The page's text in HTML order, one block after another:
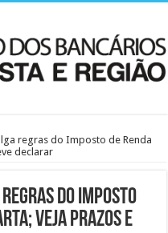
regras do Imposto de Renda
declarar
do Imposto
veja prazos e